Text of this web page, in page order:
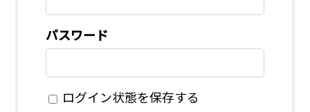
パスワード
ログイン状態を保存する